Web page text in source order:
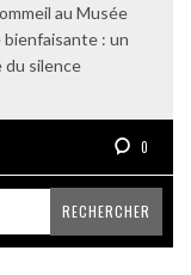
au Musée
: un
du silence
0